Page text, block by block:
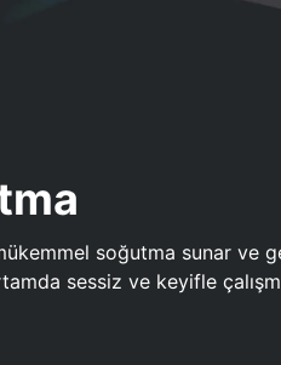
soğutma sunar ve
sessiz ve keyifle